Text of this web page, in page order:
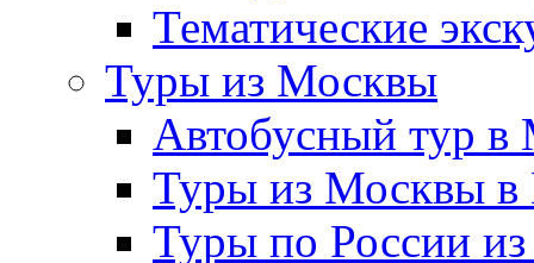
Тематические
Туры из Москвы
Автобусный тур в
Туры из Москвы в
Туры по России